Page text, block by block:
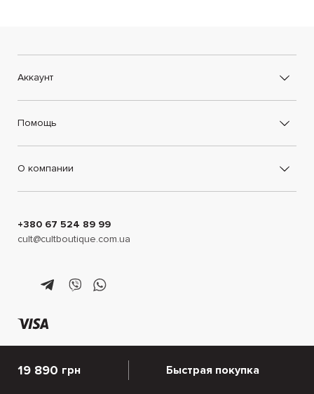
19 890 грн Быстрая покупка
Аккаунт
Помощь
О компании
+380 67 524 89 99
cult@cultboutique.com.ua